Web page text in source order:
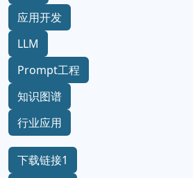
应用开发
LLM
Prompt工程
知识图谱
行业应用
下载链接1